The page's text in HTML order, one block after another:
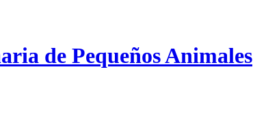
de Pequeños Animales